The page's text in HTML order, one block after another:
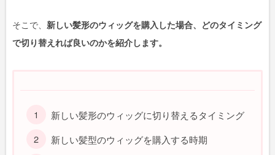
そこで、 新しい髪形のウィッグを購入した場合、どのタイミング
で切り替えれば良いのかを紹介します。
新しい髪形のウィッグに切り替えるタイミング
新しい髪型のウィッグを購入する時期